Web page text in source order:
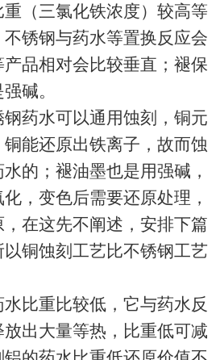
重（三氯化铁浓度）较高等
锈钢与药水等置换反应会
品相对会比较垂直；褪保
碱。
药水可以通用蚀刻，铜元
能还原出铁离子，故而蚀
的；褪油墨也是用强碱，
，变色后需要还原处理，
在这先不阐述，安排下篇
铜蚀刻工艺比不锈钢工艺
水比重比较低，它与药水反
出大量等热，比重低可减